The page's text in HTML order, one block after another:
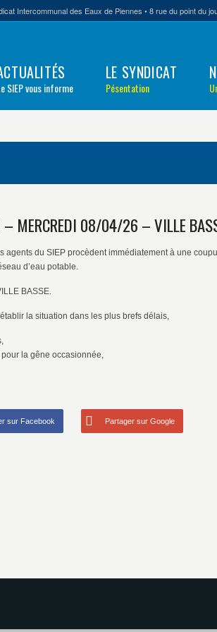
Intercommunal des Eaux de Piennes • 8 rue du point du
SIEP vous informe
LE SYNDICAT
Pésentation
– MERCREDI 08/04/26 – VILLE
agents du SIEP procèdent immédiatement à une
d’eau potable.
BASSE.
la situation dans les plus brefs délais,
la gêne occasionnée,
sur Facebook Partager sur Google